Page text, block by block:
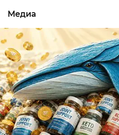
Performance Max-
Google переносит
С августа 2026 часть
подаваться на
Ads:
Admin →…
Медиа